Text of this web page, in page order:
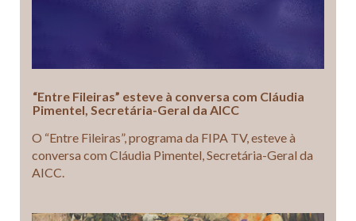
“Entre Fileiras” esteve à conversa com Cláudia
Pimentel, Secretária-Geral da AICC
O “Entre Fileiras”, programa da FIPA TV, esteve à
conversa com Cláudia Pimentel, Secretária-Geral da
AICC.